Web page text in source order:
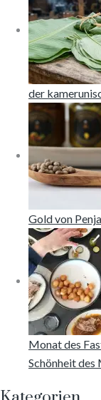
der
Gold von Penja
Monat des
Schönheit des